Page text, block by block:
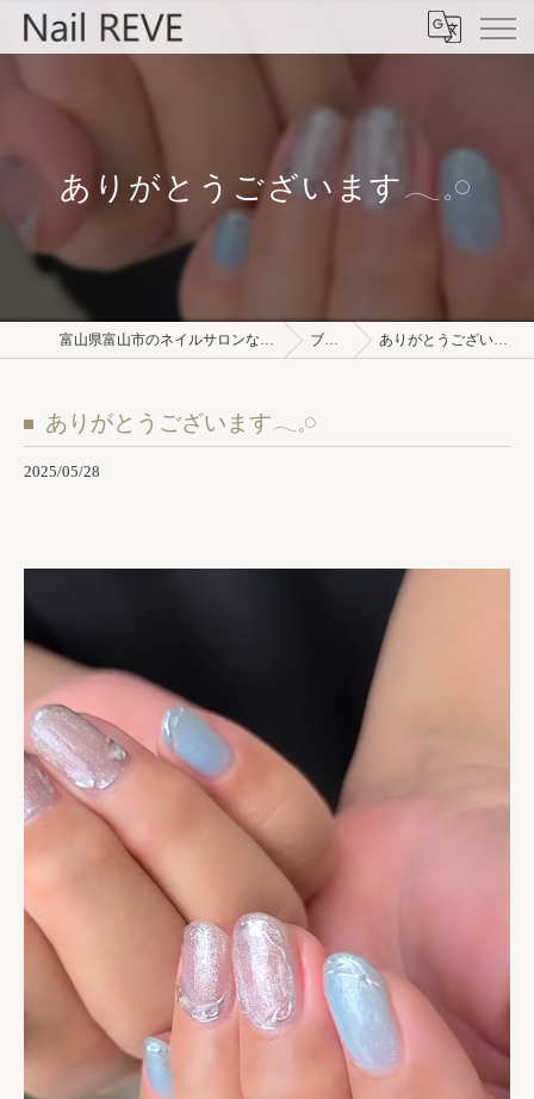
ありがとうございます𓂃𓈒𓏸︎︎︎︎
富山県富山市のネイルサロンならNail REVE ブログ ありがとうございます𓂃𓈒𓏸︎︎︎︎
ありがとうございます𓂃𓈒𓏸︎︎︎︎
2025/05/28